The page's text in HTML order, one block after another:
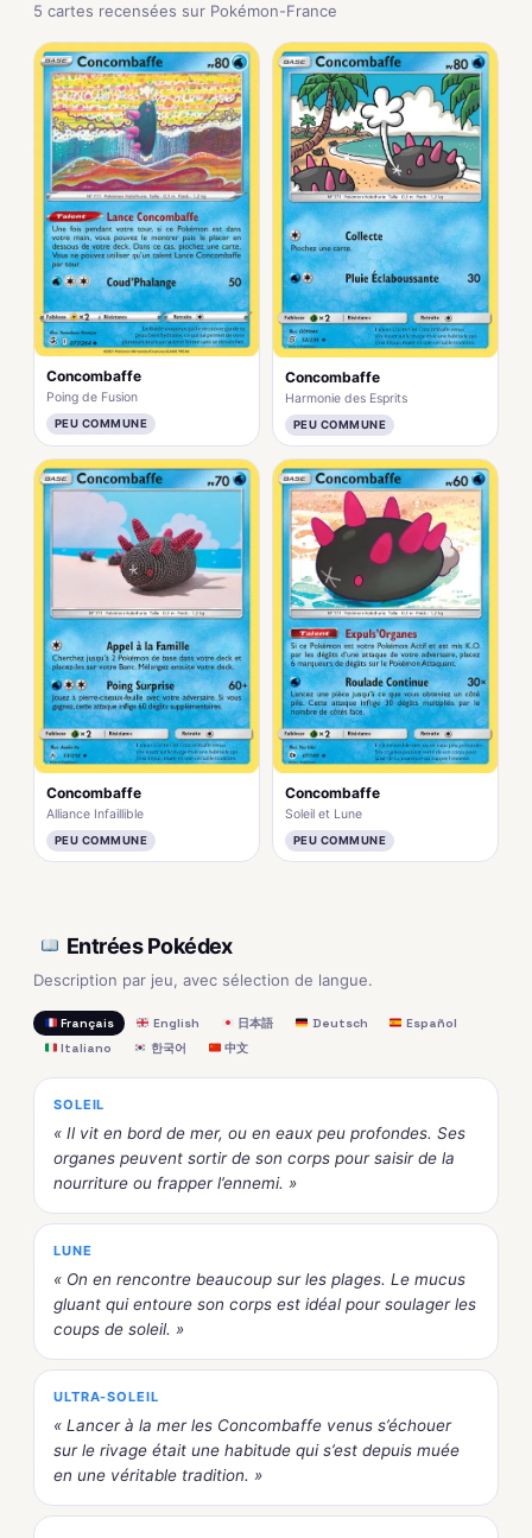
5 cartes recensées sur Pokémon-France
Concombaffe
Poing de Fusion
PEU COMMUNE
Concombaffe
Harmonie des Esprits
PEU COMMUNE
Concombaffe
Alliance Infaillible
PEU COMMUNE
Concombaffe
Soleil et Lune
PEU COMMUNE
Entrées Pokédex
Description par jeu, avec sélection de langue.
Français English 日本語 Deutsch
Español
Italiano
한국어 中文
SOLEIL
« Il vit en bord de mer, ou en eaux peu profondes. Ses
organes peuvent sortir de son corps pour saisir de la
nourriture ou frapper l’ennemi. »
LUNE
« On en rencontre beaucoup sur les plages. Le mucus
gluant qui entoure son corps est idéal pour soulager les
coups de soleil. »
ULTRA-SOLEIL
« Lancer à la mer les Concombaffe venus s’échouer
sur le rivage était une habitude qui s’est depuis muée
en une véritable tradition. »